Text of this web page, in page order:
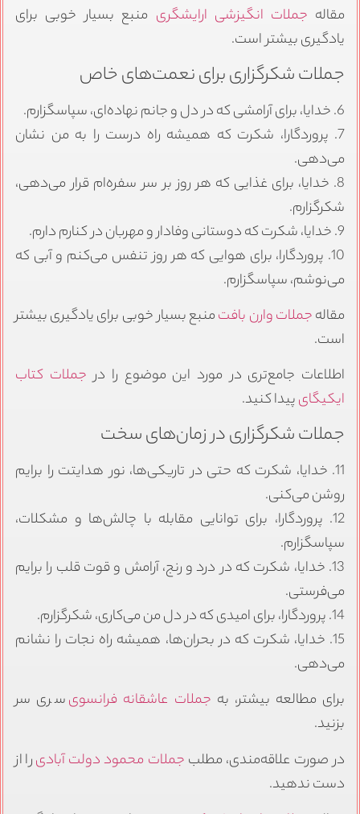
مقاله جملات انگیزشی ارایشگریمنبع بسیار خوبی برای
یادگیری بیشتر است.
جملات شکرگزاری برای نعمت‌های خاص
6. خدایا، برای آرامشی که در دل و جانم نهاده‌ای، سپاسگزارم.
7. پروردگارا، شکرت که همیشه راه درست را به من نشان
می‌دهی.
8. خدایا، برای غذایی که هر روز بر سر سفره‌ام قرار می‌دهی،
شکرگزارم.
9. خدایا، شکرت که دوستانی وفادار و مهربان در کنارم دارم.
10. پروردگارا، برای هوایی که هر روز تنفس می‌کنم و آبی که
می‌نوشم، سپاسگزارم.
مقالهجملات وارن بافتمنبع بسیار خوبی برای یادگیری بیشتر
است.
اطلاعات جامع‌تری در مورد این موضوع را در جملات کتاب
ایکیگایپیدا کنید.
جملات شکرگزاری در زمان‌های سخت
11. خدایا، شکرت که حتی در تاریکی‌ها، نور هدایتت را برایم
روشن می‌کنی.
12. پروردگارا، برای توانایی مقابله با چالش‌ها و مشکلات،
سپاسگزارم.
13. خدایا، شکرت که در درد و رنج، آرامش و قوت قلب را برایم
می‌فرستی.
14. پروردگارا، برای امیدی که در دل من می‌کاری، شکرگزارم.
15. خدایا، شکرت که در بحران‌ها، همیشه راه نجات را نشانم
می‌دهی.
برای مطالعه بیشتر، به جملات عاشقانه فرانسویسری سر
بزنید.
در صورت علاقه‌مندی، مطلب جملات محمود دولت آبادیرا از
دست ندهید.